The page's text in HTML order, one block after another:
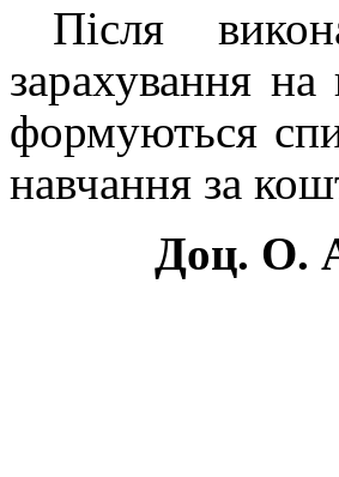
Після
зарахування
формуються
навчання за
Доц. О.